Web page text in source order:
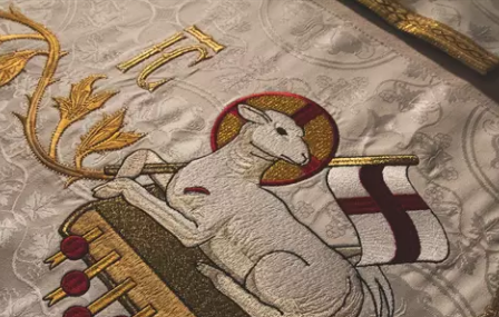
Pünkösdi istentiszteleteink:2026.
május 24., vasárnapkonfirmáció,
úrvacsorás pünkösdi istentisztelet,
gyermek-istentisztelet2026. május
25 ., hétfőpünkösdi istentisztelet